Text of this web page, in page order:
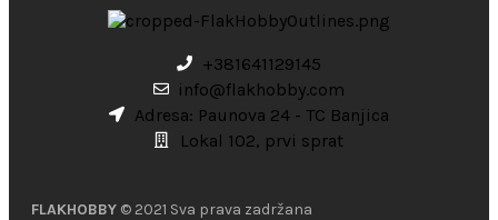
+381641129145
info@flakhobby.com
Adresa: Paunova 24 - TC Banjica
Lokal 102, prvi sprat
FLAKHOBBY © 2021 Sva prava zadržana